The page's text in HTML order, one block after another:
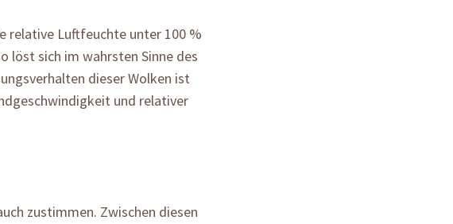
relative Luftfeuchte unter 100 %
löst sich im wahrsten Sinne des
dieser Wolken ist
und relativer
zustimmen. Zwischen diesen